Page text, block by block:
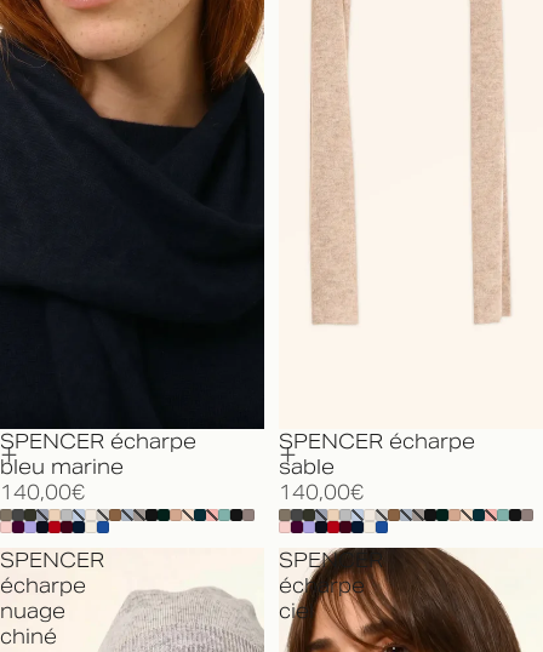
SPENCER écharpe
bleu marine
140,00€
SPENCER écharpe
sable
140,00€
SPENCER
écharpe
nuage
chiné
SPENCER
écharpe
ciel